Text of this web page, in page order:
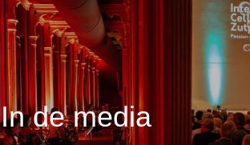
In de media